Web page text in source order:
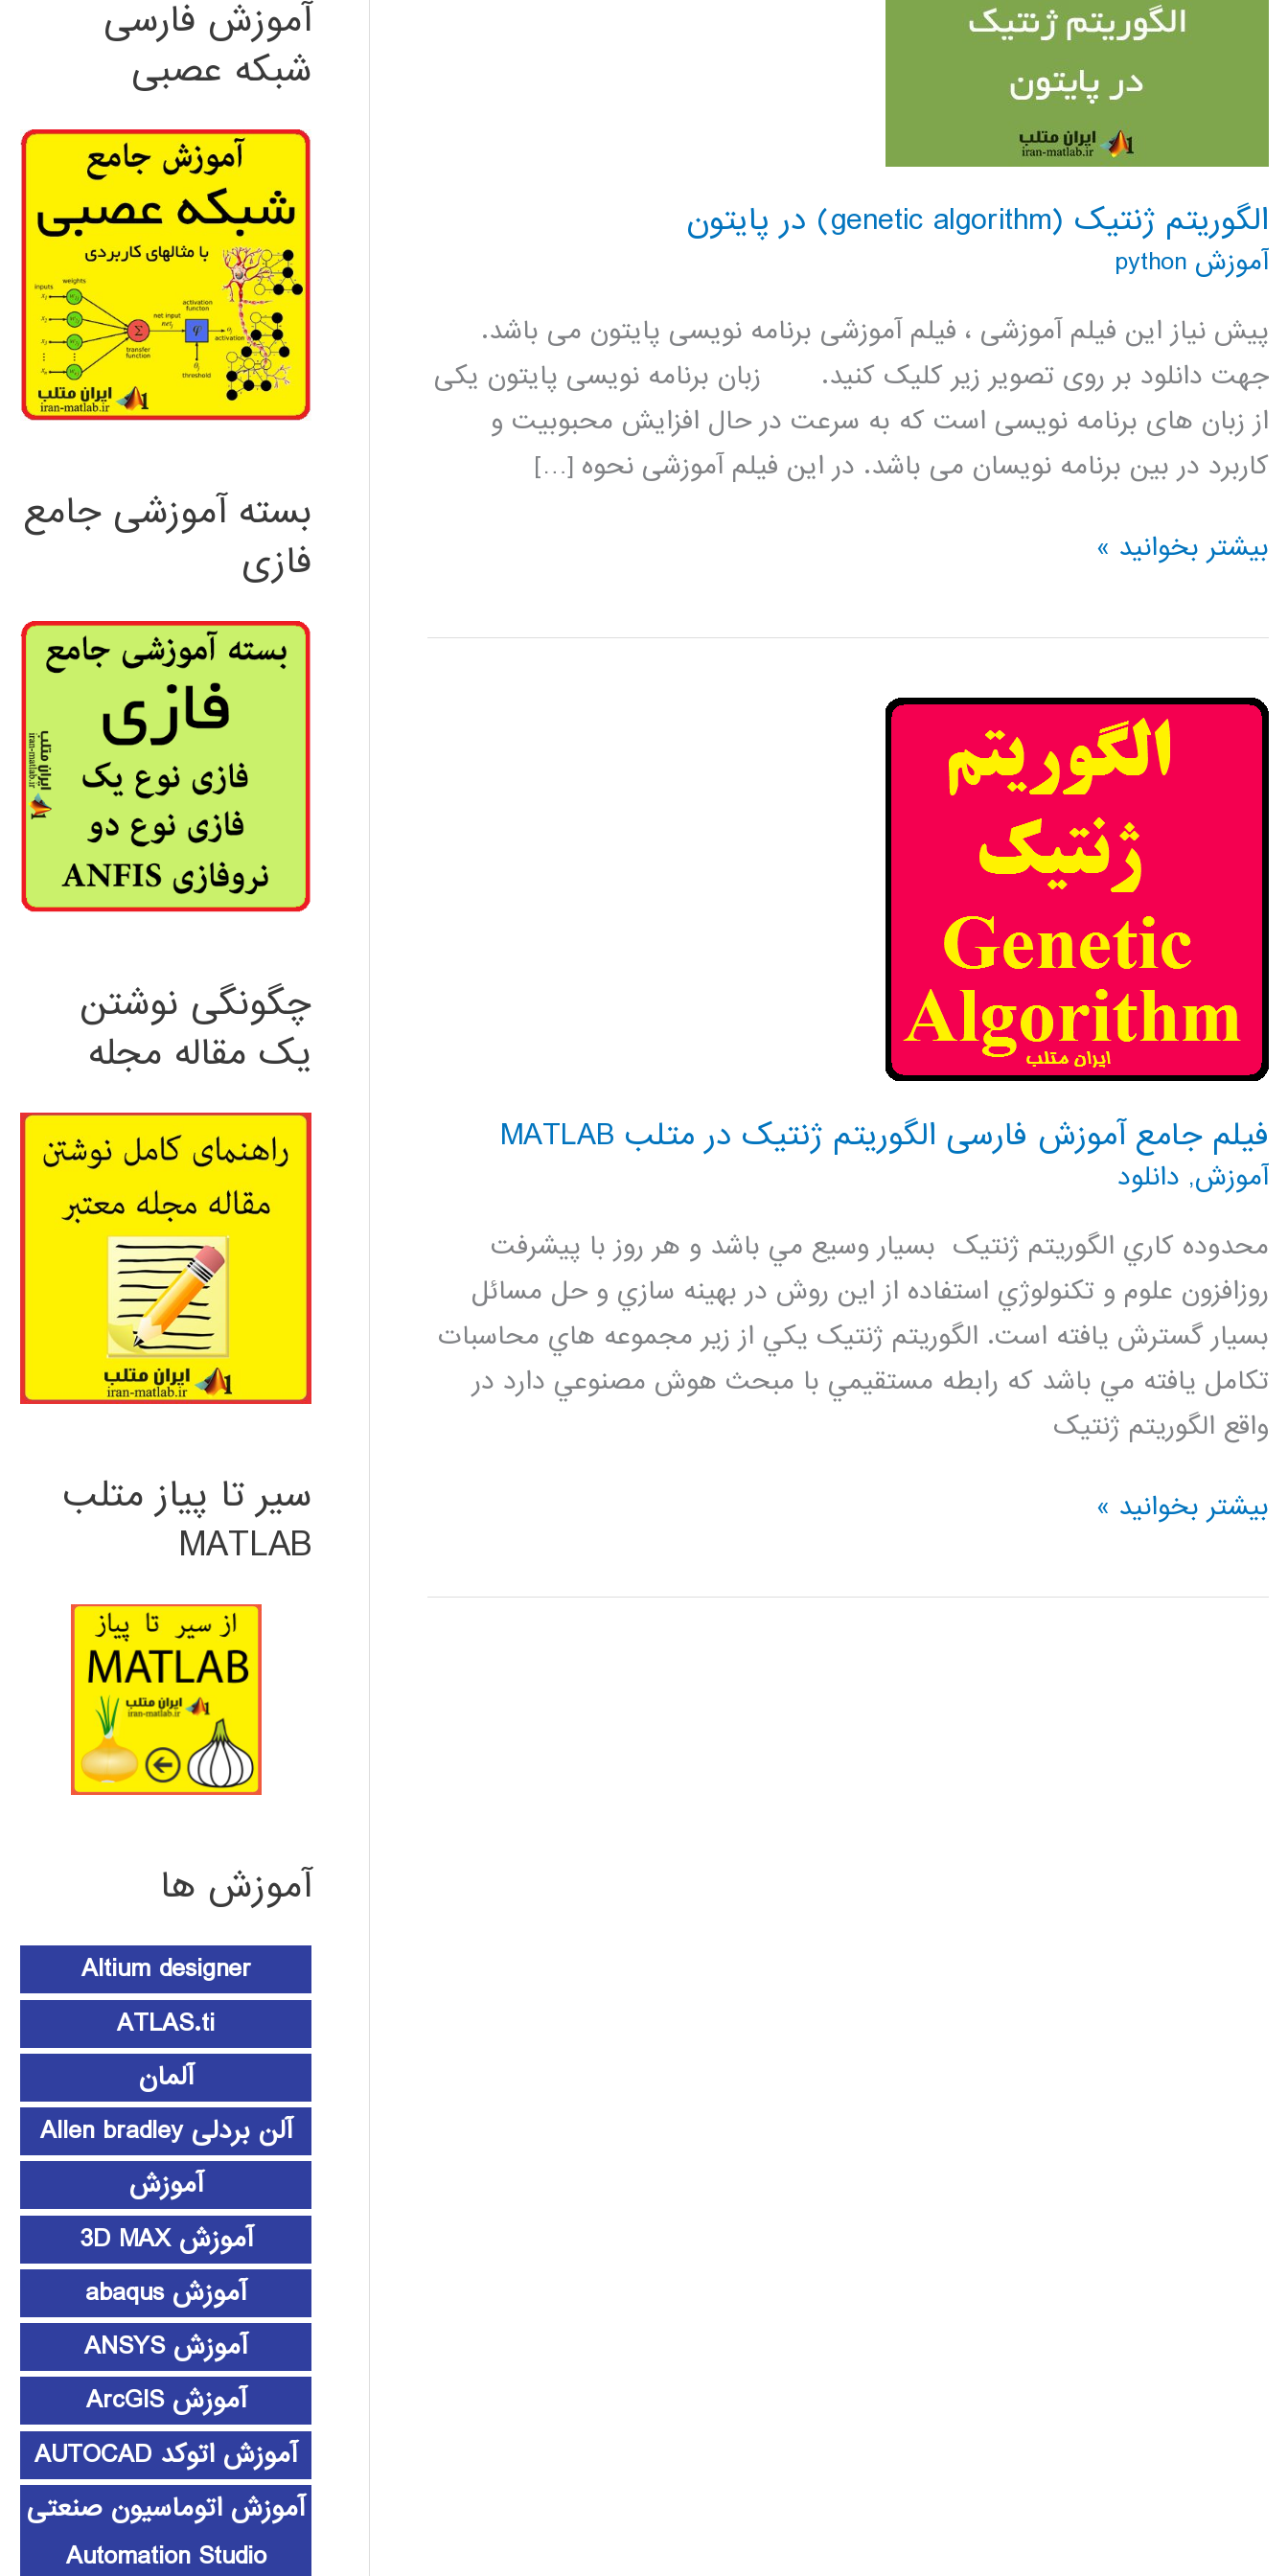
الگوریتم ژنتیک (genetic algorithm) در پایتون
آموزش python
پیش نیاز این فیلم آموزشی ، فیلم آموزشی برنامه نویسی پایتون می باشد.
جهت دانلود بر روی تصویر زیر کلیک کنید. زبان برنامه نویسی پایتون یکی
از زبان های برنامه نویسی است که به سرعت در حال افزایش محبوبیت و
کاربرد در بین برنامه نویسان می باشد. در این فیلم آموزشی نحوه […]
الگوریتم
(genetic
در
بیشتر بخوانید »
فیلم جامع آموزش فارسی الگوریتم ژنتیک در متلب MATLAB
آموزش, دانلود
محدوده کاري الگوريتم ژنتيک بسيار وسيع مي باشد و هر روز با پيشرفت
روزافزون علوم و تکنولوژي استفاده از اين روش در بهينه سازي و حل مسائل
بسيار گسترش يافته است. الگوريتم ژنتيک يکي از زير مجموعه هاي محاسبات
تکامل يافته مي باشد که رابطه مستقيمي با مبحث هوش مصنوعي دارد در
واقع الگوريتم ژنتيک
فیلم
آموزش
بیشتر بخوانید »
آموزش فارسی
شبکه عصبی
بسته آموزشی جامع
فازی
چگونگی نوشتن
یک مقاله مجله
سیر تا پیاز متلب
MATLAB
آموزش ها
Altium designer
ATLAS.ti
آلمان
آلن بردلی Allen bradley
آموزش
آموزش 3D MAX
آموزش abaqus
آموزش ANSYS
آموزش ArcGIS
آموزش اتوکد AUTOCAD
آموزش اتوماسیون صنعتی
Automation Studio